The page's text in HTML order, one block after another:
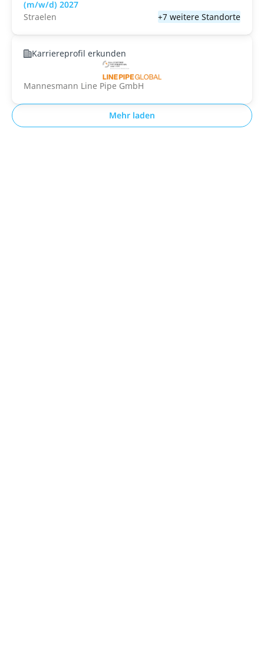
(m/w/d) 2027
Straelen
+7 weitere Standorte
Karriereprofil erkunden
Mannesmann Line Pipe GmbH
Mehr laden